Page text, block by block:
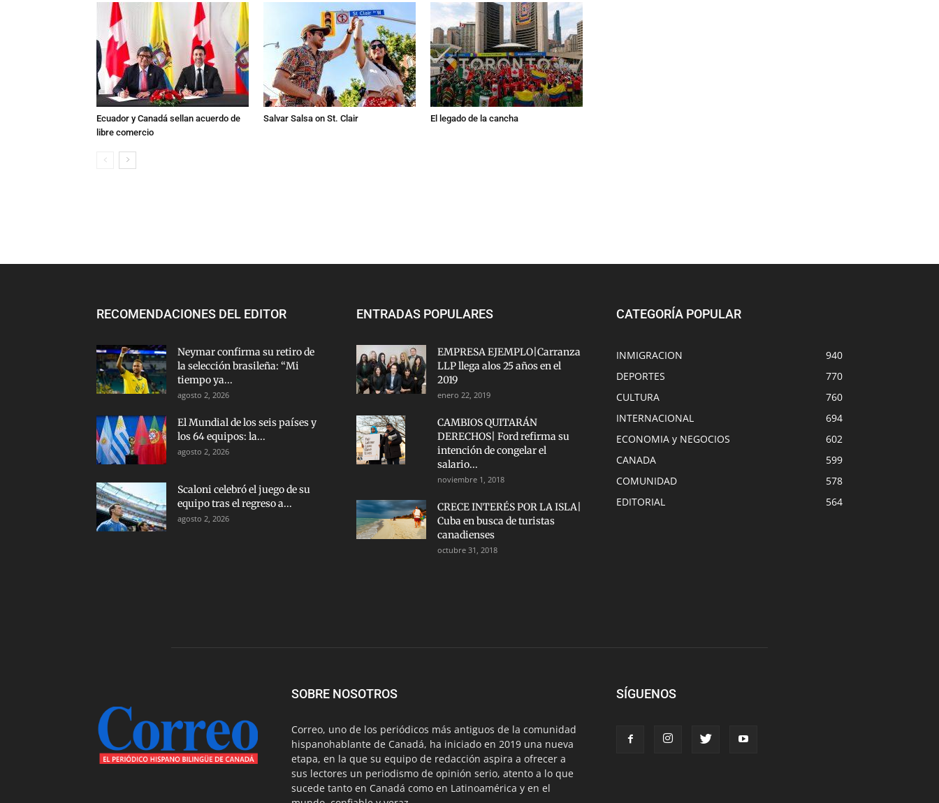
Ecuador y Canadá sellan acuerdo de
libre comercio
Salvar Salsa on St. Clair El legado de la cancha
RECOMENDACIONES DEL EDITOR
Neymar confirma su retiro de
la selección brasileña: “Mi
tiempo ya...
agosto 2, 2026
El Mundial de los seis países y
los 64 equipos: la...
agosto 2, 2026
Scaloni celebró el juego de su
equipo tras el regreso a...
agosto 2, 2026
ENTRADAS POPULARES
EMPRESA EJEMPLO|Carranza
LLP llega alos 25 años en el
2019
enero 22, 2019
CAMBIOS QUITARÁN
DERECHOS| Ford refirma su
intención de congelar el
salario...
noviembre 1, 2018
CRECE INTERÉS POR LA ISLA|
Cuba en busca de turistas
canadienses
octubre 31, 2018
CATEGORÍA POPULAR
INMIGRACION
940
DEPORTES
770
CULTURA
760
INTERNACIONAL
694
ECONOMIA y NEGOCIOS
602
CANADA
599
COMUNIDAD
578
EDITORIAL
564
SOBRE NOSOTROS
Correo, uno de los periódicos más antiguos de la comunidad
hispanohablante de Canadá, ha iniciado en 2019 una nueva
etapa, en la que su equipo de redacción aspira a ofrecer a
sus lectores un periodismo de opinión serio, atento a lo que
sucede tanto en Canadá como en Latinoamérica y en el
SÍGUENOS